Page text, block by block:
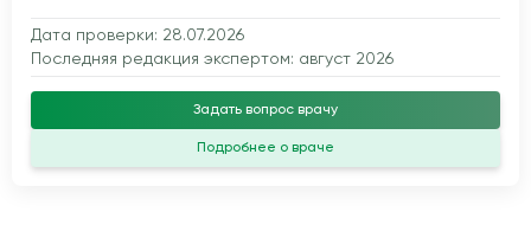
Дата проверки: 28.07.2026
Последняя редакция экспертом: август 2026
Задать вопрос врачу
Подробнее о враче